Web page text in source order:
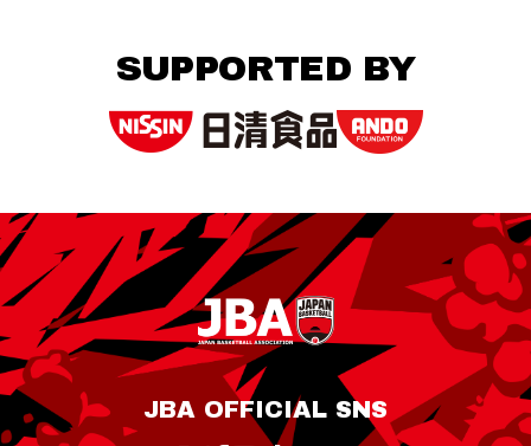
SUPPORTED BY
JBA OFFICIAL SNS